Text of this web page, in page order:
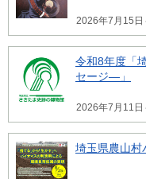
2026年7月15日
令和8年度「
セージ―」
2026年7月11日
埼玉県農山村